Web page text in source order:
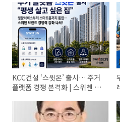
KCC건설 ‘스윗온’ 출시… 주거
플랫폼 경쟁 본격화 | 스위첸 브